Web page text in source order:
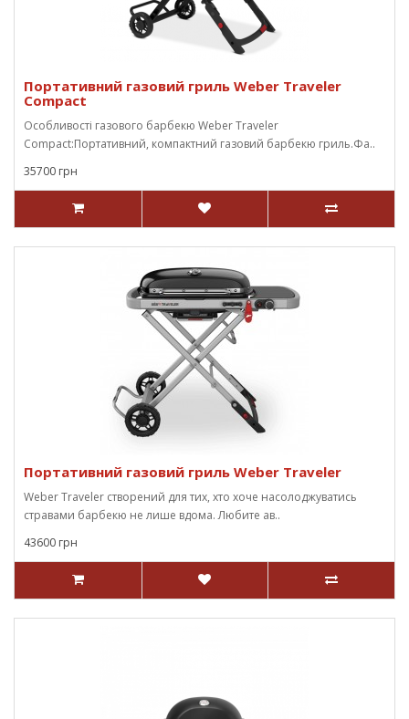
Портативний газовий гриль Weber Traveler
Compact
Особливості газового барбекю Weber Traveler
Compact:Портативний, компактний газовий барбекю гриль.Фа..
35700 грн
Портативний газовий гриль Weber Traveler
Weber Traveler створений для тих, хто хоче насолоджуватись
стравами барбекю не лише вдома. Любите ав..
43600 грн